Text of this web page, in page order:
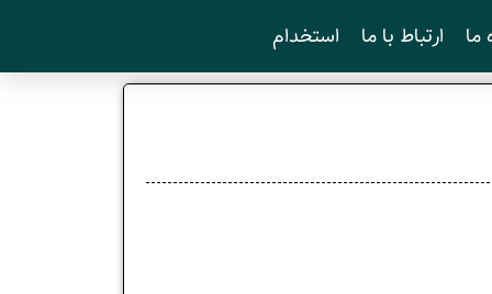
ما ارتباط با ما استخدام